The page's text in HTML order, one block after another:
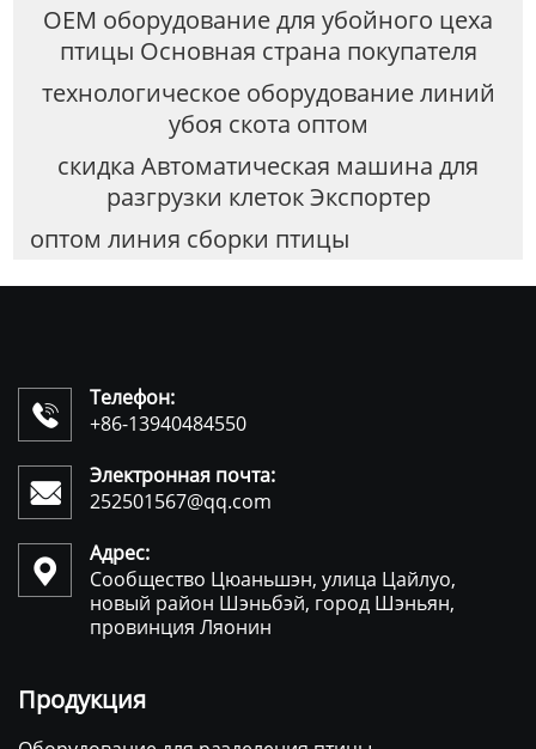
OEM оборудование для убойного цеха
птицы Основная страна покупателя
технологическое оборудование линий
убоя скота оптом
скидка Автоматическая машина для
разгрузки клеток Экспортер
оптом линия сборки птицы

Телефон:
+86-13940484550

Электронная почта:
252501567@qq.com

Адрес:
Сообщество Цюаньшэн, улица Цайлуо,
новый район Шэньбэй, город Шэньян,
провинция Ляонин
Продукция